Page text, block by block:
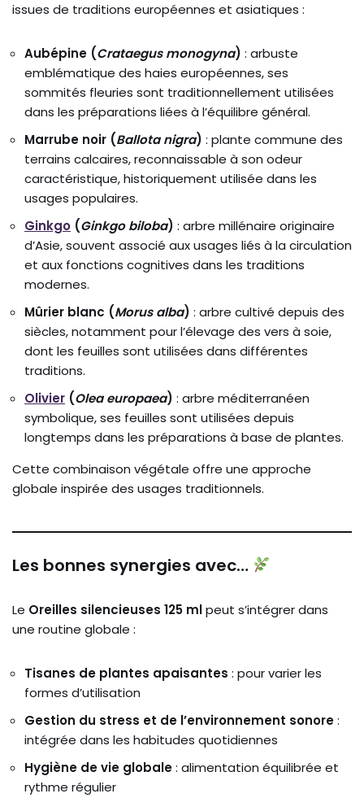
issues de traditions européennes et asiatiques :
Aubépine (Crataegus monogyna) : arbuste
emblématique des haies européennes, ses
sommités fleuries sont traditionnellement utilisées
dans les préparations liées à l’équilibre général.
Marrube noir (Ballota nigra) : plante commune des
terrains calcaires, reconnaissable à son odeur
caractéristique, historiquement utilisée dans les
usages populaires.
Ginkgo (Ginkgo biloba) : arbre millénaire originaire
d’Asie, souvent associé aux usages liés à la circulation
et aux fonctions cognitives dans les traditions
modernes.
Mûrier blanc (Morus alba) : arbre cultivé depuis des
siècles, notamment pour l’élevage des vers à soie,
dont les feuilles sont utilisées dans différentes
traditions.
Olivier (Olea europaea) : arbre méditerranéen
symbolique, ses feuilles sont utilisées depuis
longtemps dans les préparations à base de plantes.
Cette combinaison végétale offre une approche
globale inspirée des usages traditionnels.
Les bonnes synergies avec…
Le Oreilles silencieuses 125 mlpeut s’intégrer dans
une routine globale :
Tisanes de plantes apaisantes : pour varier les
formes d’utilisation
Gestion du stress et de l’environnement sonore:
intégrée dans les habitudes quotidiennes
Hygiène de vie globale: alimentation équilibrée et
rythme régulier